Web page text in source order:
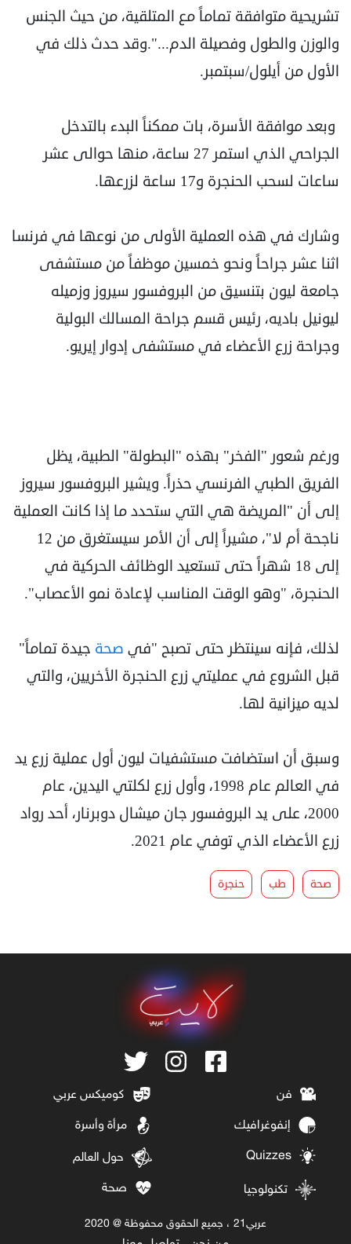
تشريحية متوافقة تماماً مع المتلقية، من حيث الجنس
والوزن والطول وفصيلة الدم...".وقد حدث ذلك في
الأول من أيلول/سبتمبر.
وبعد موافقة الأسرة، بات ممكناً البدء بالتدخل
الجراحي الذي استمر 27 ساعة، منها حوالى عشر
ساعات لسحب الحنجرة و17 ساعة لزرعها.
وشارك في هذه العملية الأولى من نوعها في فرنسا
اثنا عشر جراحاً ونحو خمسين موظفاً من مستشفى
جامعة ليون بتنسيق من البروفسور سيروز وزميله
ليونيل باديه، رئيس قسم جراحة المسالك البولية
وجراحة زرع الأعضاء في مستشفى إدوار إيريو.
ورغم شعور "الفخر" بهذه "البطولة" الطبية، يظل
الفريق الطبي الفرنسي حذراً. ويشير البروفسور سيروز
إلى أن "المريضة هي التي ستحدد ما إذا كانت العملية
ناجحة أم لا"، مشيراً إلى أن الأمر سيستغرق من 12
إلى 18 شهراً حتى تستعيد الوظائف الحركية في
الحنجرة، "وهو الوقت المناسب لإعادة نمو الأعصاب".
لذلك، فإنه سينتظر حتى تصبح "في صحة جيدة تماماً"
قبل الشروع في عمليتي زرع الحنجرة الأخريين، والتي
لديه ميزانية لها.
وسبق أن استضافت مستشفيات ليون أول عملية زرع يد
في العالم عام 1998، وأول زرع لكلتي اليدين، عام
2000، على يد البروفسور جان ميشال دوبرنار، أحد رواد
زرع الأعضاء الذي توفي عام 2021.
صحة طب حنجرة
فن كوميكس عربي
إنفوغرافيك مرأة وأسرة
Quizzes حول العالم
تكنولوجيا صحة
عربي21 ، جميع الحقوق محفوظة @ 2020